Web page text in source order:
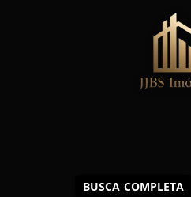
BUSCA COMPLETA